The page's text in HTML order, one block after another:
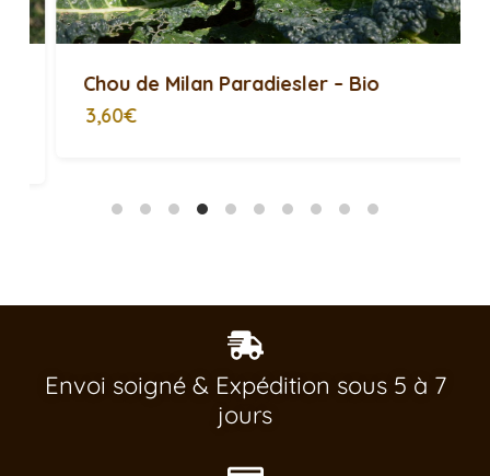
Chou de Milan Paradiesler – Bio
3,60€
Envoi soigné & Expédition sous 5 à 7
jours